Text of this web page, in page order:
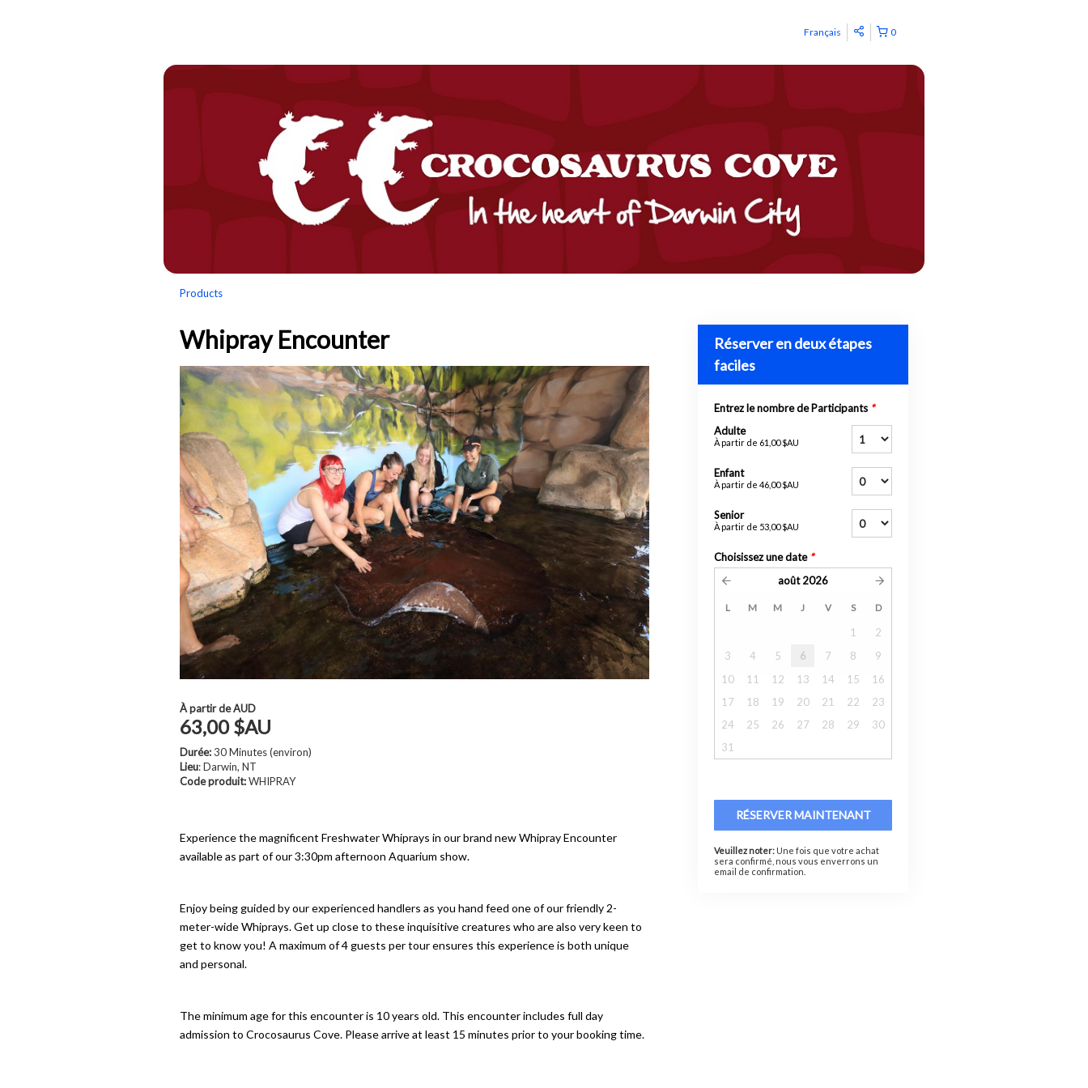
0
Français
Products
Whipray Encounter
À partir deAUD
63,00 $AU
Durée:30 Minutes (environ)
Lieu: Darwin, NT
Code produit:WHIPRAY
Experience the magnificent Freshwater Whiprays in our brand new Whipray Encounter
available as part of our 3:30pm afternoon Aquarium show.
Enjoy being guided by our experienced handlers as you hand feed one of our friendly 2-
meter-wide Whiprays. Get up close to these inquisitive creatures who are also very keen to
get to know you! A maximum of 4 guests per tour ensures this experience is both unique
and personal.
The minimum age for this encounter is 10 years old. This encounter includes full day
admission to Crocosaurus Cove. Please arrive at least 15 minutes prior to your booking time.
Réserver en deux étapes
faciles
Entrez le nombre de Participants *
Adulte
À partir de 61,00 $AU
Enfant
À partir de 46,00 $AU
Senior
À partir de 53,00 $AU
Choisissez une date *
août 2026
L M M J V S D
1
2
3
4 5 6 7 8
9
10
11 12 13 14 15
16
17
18 19 20 21 22
23
24
25 26 27 28 29
30
31
RÉSERVER MAINTENANT
Veuillez noter: Une fois que votre achat
sera confirmé, nous vous enverrons un
email de confirmation.